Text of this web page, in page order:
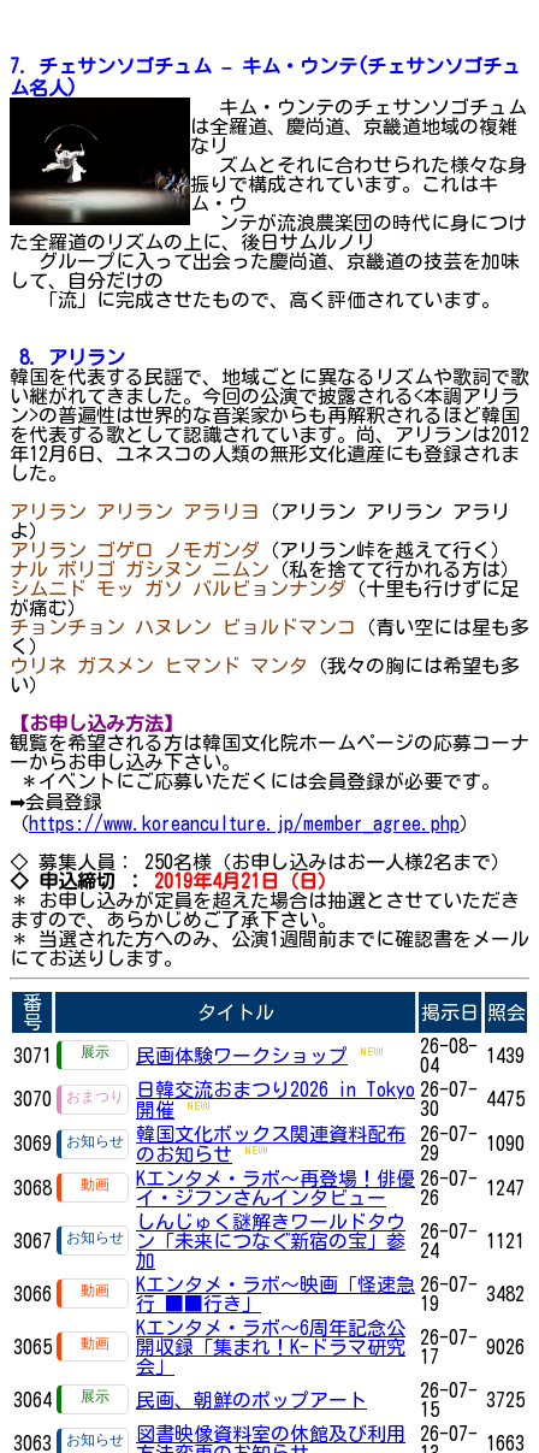
7. チェサンソゴチュム – キム ・ ウンテ(チェサンソゴチュ
ム名人)
キム・ウンテのチェサンソゴチュム
は全羅道、慶尚道、京畿道地域の複雑
なリ
ズムとそれに合わせられた様々な身
振りで構成されています。これはキ
ム・ウ
ンテが流浪農楽団の時代に身につけ
た全羅道のリズムの上に、後日サムルノリ
グループに入って出会った慶尚道、京畿道の技芸を加味
して、自分だけの
「流」に完成させたもので、高く評価されています。
8. アリラン
韓国を代表する民謡で、地域ごとに異なるリズムや歌詞で歌
い継がれてきました。今回の公演で披露される<本調アリラ
ン>の普遍性は世界的な音楽家からも再解釈されるほど韓国
を代表する歌として認識されています。尚、アリランは2012
年12月6日、ユネスコの人類の無形文化遺産にも登録されま
した。
アリラン アリラン アラリヨ
（アリラン アリラン アラリ
よ）
アリラン ゴゲロ ノモガンダ （アリラン峠を越えて行く）
ナル ボリゴ ガシヌン ニムン （私を捨てて行かれる方は）
シムニド モッ ガソ バルビョンナンダ （十里も行けずに足
が痛む）
チョンチョン ハヌレン ビョルドマンコ
（青い空には星も多
く）
ウリネ ガスメン ヒマンド マンタ
（我々の胸には希望も多
い）
【お申し込み方法】
観覧を希望される方は韓国文化院ホームページの応募コーナ
ーからお申し込み下さい。
＊イベントにご応募いただくには会員登録が必要です。
➡会員登録
（https://www.koreanculture.jp/member_agree.php）
◇ 募集人員： 250名様（お申し込みはお一人様2名まで）
◇ 申込締切 ： 2019年4月21日（日）
＊ お申し込みが定員を超えた場合は抽選とさせていただき
ますので、あらかじめご了承下さい。
＊ 当選された方へのみ、公演1週間前までに確認書をメール
にてお送りします。
番
号
タイトル 掲示日 照会
3071 民画体験ワークショップ
26-08-
04
1439
3070
日韓交流おまつり2026 in Tokyo
開催
26-07-
30
4475
3069
韓国文化ボックス関連資料配布
のお知らせ
26-07-
29
1090
3068
Kエンタメ・ラボ～再登場！俳優
イ・ジフンさんインタビュー
26-07-
26
1247
3067
しんじゅく謎解きワールドタウ
ン「未来につなぐ新宿の宝」参
加
26-07-
24
1121
3066
Kエンタメ・ラボ～映画「怪速急
行 ■■行き」
26-07-
19
3482
3065
Kエンタメ・ラボ～6周年記念公
開収録「集まれ！K-ドラマ研究
会」
26-07-
17
9026
3064 民画、朝鮮のポップアート
26-07-
15
3725
3063
図書映像資料室の休館及び利用
26-07- 1663